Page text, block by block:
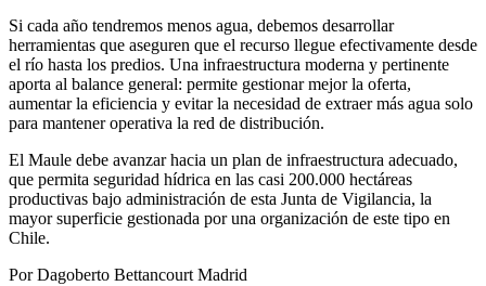
Si cada año tendremos menos agua, debemos desarrollar
herramientas que aseguren que el recurso llegue efectivamente desde
el río hasta los predios. Una infraestructura moderna y pertinente
aporta al balance general: permite gestionar mejor la oferta,
aumentar la eficiencia y evitar la necesidad de extraer más agua solo
para mantener operativa la red de distribución.
El Maule debe avanzar hacia un plan de infraestructura adecuado,
que permita seguridad hídrica en las casi 200.000 hectáreas
productivas bajo administración de esta Junta de Vigilancia, la
mayor superficie gestionada por una organización de este tipo en
Chile.
Por Dagoberto Bettancourt Madrid